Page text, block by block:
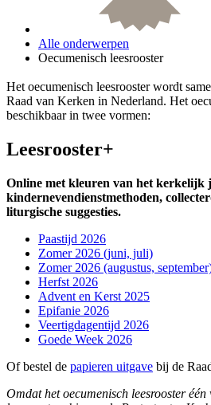
Alle onderwerpen
Oecumenisch leesrooster
Het oecumenisch leesrooster wordt
Raad van Kerken in Nederland. Het
beschikbaar in twee vormen:
Leesrooster+
Online met kleuren van het kerkelijk
kindernevendienstmethoden,
liturgische suggesties.
Paastijd 2026
Zomer 2026 (juni, juli)
Zomer 2026 (augustus,
Herfst 2026
Advent en Kerst 2025
Epifanie 2026
Veertigdagentijd 2026
Goede Week 2026
Of bestel de papieren uitgave bij de
Omdat het oecumenisch leesrooster